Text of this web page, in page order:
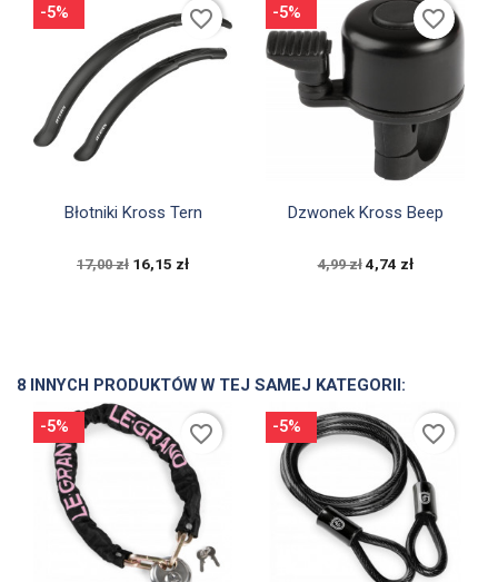
Szybki podgląd
Błotniki Kross Tern
17,00 zł 16,15 zł
-5% favorite_border
Szybki podgląd
Dzwonek Kross Beep
4,99 zł 4,74 zł
-5% favorite_border
8 INNYCH PRODUKTÓW W TEJ SAMEJ KATEGORII:
-5% favorite_border -5% favorite_border